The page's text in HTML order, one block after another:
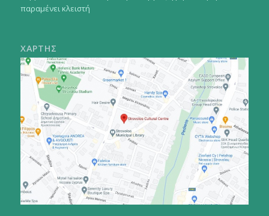
παραμένει κλειστή
ΧΑΡΤΗΣ